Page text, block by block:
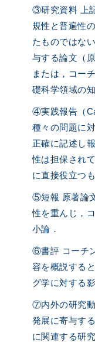
③研究資料 上
規性と普遍性
たものではな
与する論文（
または，コー
礎科学領域の
④実践報告（
種々の問題に
正確に記述し
性は担保され
に直接役立つも
⑤短報 原著論
性を重んじ，
小論．
⑥書評 コーチ
容を概説する
グ学に対する
⑦内外の研究
発展に寄与す
に関連する研